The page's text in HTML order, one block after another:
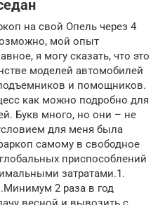
на свой Опель через 4
мой опыт
я могу сказать, что это
моделей автомобилей
и помощников.
как можно подробно для
Букв много, но они – не
для меня была
самому в свободное
приспособлений
затратами.1.
2 раза в год